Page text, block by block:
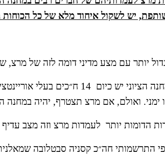
יש לשקול איחוד מלא של כל
יותר עם מצע מדיני דומה לזה של מרצ,
אם מרצ תצטרף, יהיה במחנה החדש רוב של  16 ח"כים בעלי
פי התרשמותי חה״כ קסניה סבטלובה